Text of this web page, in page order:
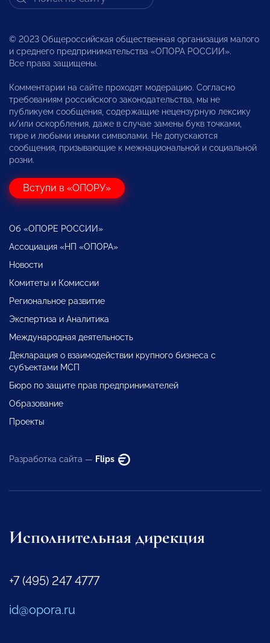
© 2023 Общероссийская общественная организация малого
и среднего предпринимательства «ОПОРА РОССИИ».
Все права защищены.
Комментарии на сайте проходят модерацию. Согласно
требованиям российского законодательства, мы не
публикуем сообщения, содержащие нецензурную лексику
и/или оскорбления, даже в случае замены букв точками,
тире и любыми иными символами. Не допускаются
сообщения, призывающие к межнациональной и социальной
розни.
Вступи в «ОПОРУ»
Об «ОПОРЕ РОССИИ»
Ассоциация «НП «ОПОРА»
Новости
Комитеты и Комиссии
Региональное развитие
Экспертиза и Аналитика
Международная деятельность
Декларация о взаимодействии крупного бизнеса с
субъектами МСП
Бюро по защите прав предпринимателей
Образование
Проекты
Разработка сайта — Flips
Исполнительная дирекция
+7 (495) 247 4777
id@opora.ru